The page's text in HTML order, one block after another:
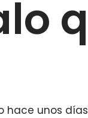
hace unos